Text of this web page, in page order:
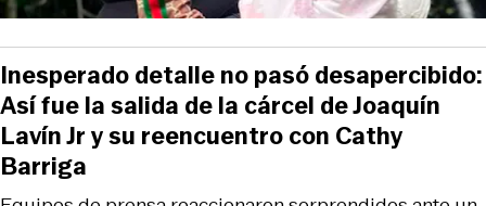
Inesperado detalle no pasó desapercibido:
Así fue la salida de la cárcel de Joaquín
Lavín Jr y su reencuentro con Cathy
Barriga